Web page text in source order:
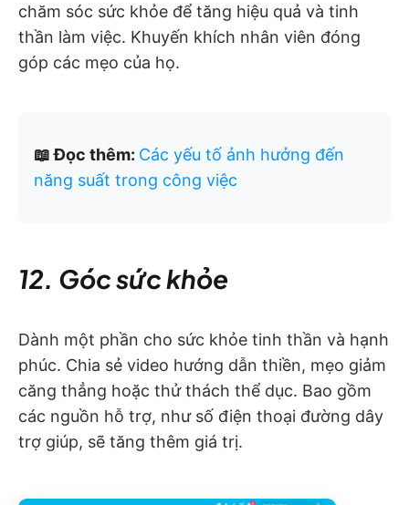
chăm sóc sức khỏe để tăng hiệu quả và tinh
thần làm việc. Khuyến khích nhân viên đóng
góp các mẹo của họ.
📖 Đọc thêm: Các yếu tố ảnh hưởng đến
năng suất trong công việc
12. Góc sức khỏe
Dành một phần cho sức khỏe tinh thần và hạnh
phúc. Chia sẻ video hướng dẫn thiền, mẹo giảm
căng thẳng hoặc thử thách thể dục. Bao gồm
các nguồn hỗ trợ, như số điện thoại đường dây
trợ giúp, sẽ tăng thêm giá trị.